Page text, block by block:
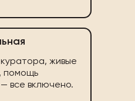
живые
помощь
все включено.